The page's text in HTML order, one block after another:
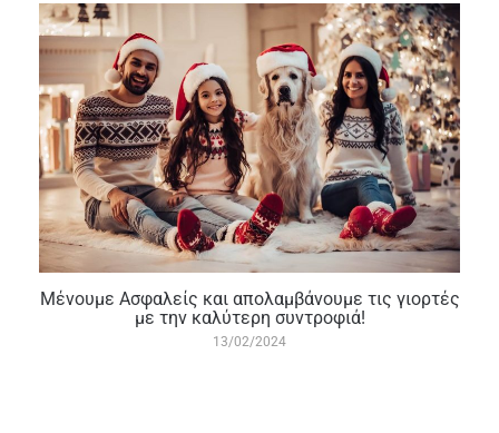
Μένουμε Aσφαλείς και απολαμβάνουμε τις γιορτές
με την καλύτερη συντροφιά!
13/02/2024